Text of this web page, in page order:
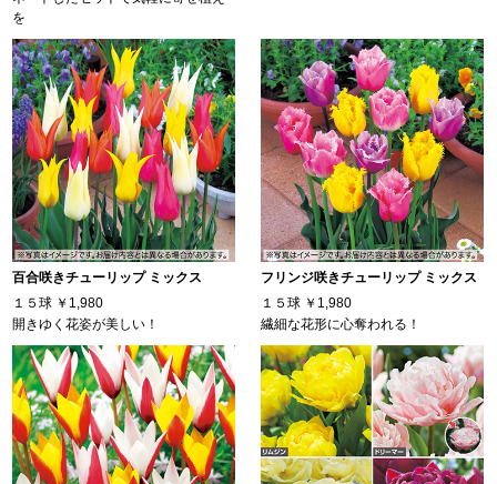
を
百合咲きチューリップ ミックス
１５球 ￥1,980
開きゆく花姿が美しい！
フリンジ咲きチューリップ ミックス
１５球 ￥1,980
繊細な花形に心奪われる！